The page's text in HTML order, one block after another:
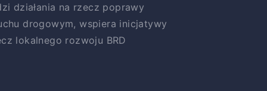
działania na rzecz poprawy
drogowym, wspiera inicjatywy
lokalnego rozwoju BRD